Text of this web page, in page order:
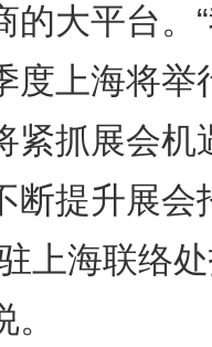
大平台。“
度上海将举
紧抓展会机
断提升展会
上海联络